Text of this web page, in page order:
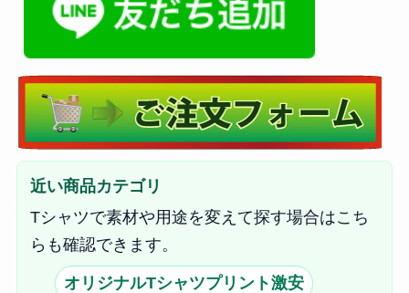
近い商品カテゴリ
Tシャツで素材や用途を変えて探す場合はこち
らも確認できます。
オリジナルTシャツプリント激安